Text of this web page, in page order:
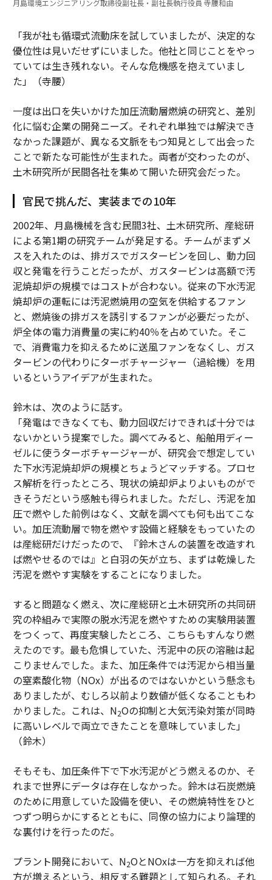
月島環境エンジニアリング取締役副社長・副社長執行役員 寺腰和由
「我が社も循環式流動床を試していましたが、決定的な
優位性は見いだせずにいました。他社と同じことをやっ
ていては生き残れない。そんな危機感を抱えていまし
た」（寺腰）
一度は出口を失いかけた加圧流動層燃焼の研究と、差別
化に悩む企業の開発ニーズ。それぞれ単独では解決でき
なかった課題が、異なる文脈をもつ知見として出会った
ことで新たな可能性が生まれた。両者が交わったのが、
土木研究所が民間各社を集めて開いた研究会だった。
官民で挑んだ、実装までの10年
2002年、月島機械を含む民間3社、土木研究所、産総研
による第1期の研究チームが発足する。チームがまずメ
スを入れたのは、排ガスでガスタービンを回し、動力回
収と発電を行うことだったが、ガスタービンは高額で汚
泥焼却炉の規模ではコストが合わない。従来の下水汚泥
焼却炉の運転には汚泥燃焼用の空気を供給するファン
と、燃焼後の排ガスを誘引するファンが必要だったが、
炉全体の電力消費量の実に約40％を占めていた。そこ
で、消費電力を抑えるために送風ファンをなくし、ガス
タービンの代わりにターボチャージャー（過給機）を用
いるというアイデアが生まれた。
鈴木は、次のように話す。
「発電はできなくても、動力回収だけできれば十分では
ないかという提案でした。調べてみると、船舶用ディー
ゼルに使うターボチャージャーが、研究会で想定してい
た下水汚泥焼却炉の規模とちょうどマッチする。プロセ
ス解析を行ったところ、現状の焼却炉よりよいものがで
きそうだという感触も得られました。ただし、汚泥を加
圧で燃やした前例はなく、文献を調べても何も出てこな
い。加圧流動層で物を燃やす設備と経験をもっていたの
は産総研だけだったので、『鈴木さんの装置を改造すれ
ば燃やせるのでは』と白羽の矢が立ち、まずは乾燥した
汚泥を燃やす実験をすることになりました。
すると問題なく燃え、次に産総研と土木研究所の共同研
究の枠組みで実際の脱水汚泥を燃やすための実験用装置
をつくって、再度実験したところ、こちらもすんなり燃
えたのです。最も危惧していた、汚泥中の灰の溶融は起
こりませんでした。また、加圧条件では汚泥から相当量
の窒素酸化物（NOx）が出るのではないかという懸念も
ありましたが、むしろ以前より数値が低くなることもわ
かりました。これは、N2Oの抑制と大気汚染対策が同時
に高いレベルで両立できたことを意味していました」
（鈴木）
そもそも、加圧条件下で下水汚泥がどう燃えるのか、そ
れまで世界にデータは存在しなかった。鈴木は石炭燃焼
のために用意していた設備を使い、その燃焼特性をひと
つずつ明らかにするとともに、同僚の協力により論理的
な裏付けを行ったのだ。
プラント開発において、N2OとNOxは一方を抑えれば他
方が増えるという、相反する難題として知られる。それ